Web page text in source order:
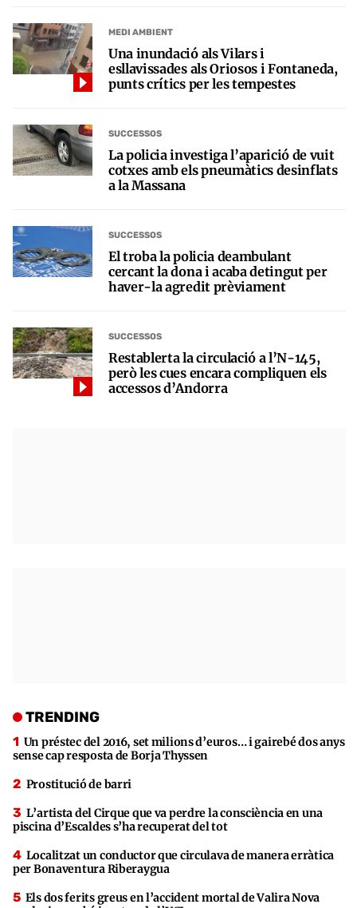
MEDI AMBIENT
Una inundació als Vilars i
esllavissades als Oriosos i Fontaneda,
punts crítics per les tempestes
SUCCESSOS
La policia investiga l’aparició de vuit
cotxes amb els pneumàtics desinflats
a la Massana
SUCCESSOS
El troba la policia deambulant
cercant la dona i acaba detingut per
haver-la agredit prèviament
SUCCESSOS
Restablerta la circulació a l’N-145,
però les cues encara compliquen els
accessos d’Andorra
TRENDING
Un préstec del 2016, set milions d’euros… i gairebé dos anys
sense cap resposta de Borja Thyssen
Prostitució de barri
L’artista del Cirque que va perdre la consciència en una
piscina d’Escaldes s’ha recuperat del tot
Localitzat un conductor que circulava de manera erràtica
per Bonaventura Riberaygua
Els dos ferits greus en l’accident mortal de Valira Nova